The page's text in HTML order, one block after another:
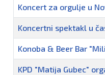
Koncert za orgulje u
Koncertni spektakl u
Konoba & Beer Bar
KPD "Matija Gubec"